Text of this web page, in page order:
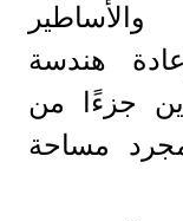
هندسة
جزءًا من
مساحة